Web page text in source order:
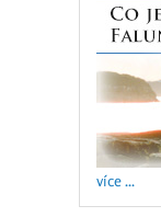
více ...